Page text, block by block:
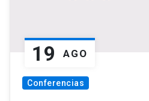
19 AGO
Conferencias